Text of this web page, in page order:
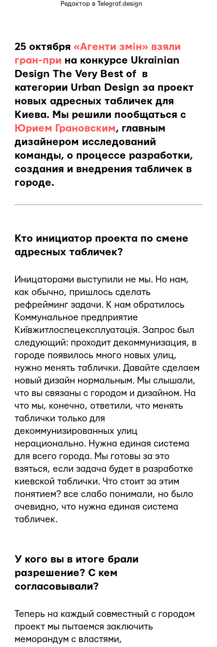
Редактор в Telegraf.design
25 октября «Агенти змін» взяли
гран-при на конкурсе Ukrainian
Design The Very Best of в
категории Urban Design за проект
новых адресных табличек для
Киева. Мы решили пообщаться с
Юрием Грановским, главным
дизайнером исследований
команды, о процессе разработки,
создания и внедрения табличек в
городе.
Кто инициатор проекта по смене
адресных табличек?
Иницаторами выступили не мы. Но нам,
как обычно, пришлось сделать
рефрейминг задачи. К нам обратилось
Коммунальное предприятие
Київжитлоспецексплуатація. Запрос был
следующий: проходит декоммунизация, в
городе появилось много новых улиц,
нужно менять таблички. Давайте сделаем
новый дизайн нормальным. Мы слышали,
что вы связаны с городом и дизайном. На
что мы, конечно, ответили, что менять
таблички только для
декоммунизированных улиц
нерационально. Нужна единая система
для всего города. Мы готовы за это
взяться, если задача будет в разработке
киевской таблички. Что стоит за этим
понятием? все слабо понимали, но было
очевидно, что нужна единая система
табличек.
У кого вы в итоге брали
разрешение? С кем
согласовывали?
Теперь на каждый совместный с городом
проект мы пытаемся заключить
меморандум с властями,